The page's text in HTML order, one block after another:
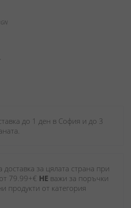
до 1 ден в София и до 3
доставка за цялата страна при
79.99+€ НЕ важи за поръчки
продукти от категория